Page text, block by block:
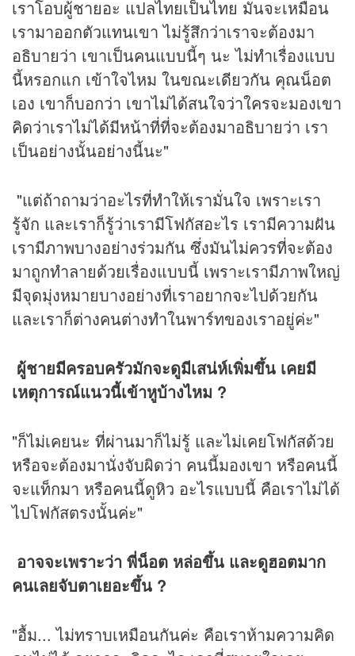
เราโอบผู้ชายอะ แปลไทยเป็นไทย มันจะเหมือน
เรามาออกตัวแทนเขา ไม่รู้สึกว่าเราจะต้องมา
อธิบายว่า เขาเป็นคนแบบนี้ๆ นะ ไม่ทำเรื่องแบบ
นี้หรอกแก เข้าใจไหม ในขณะเดียวกัน คุณน็อต
เอง เขาก็บอกว่า เขาไม่ได้สนใจว่าใครจะมองเขา
คิดว่าเราไม่ได้มีหน้าที่ที่จะต้องมาอธิบายว่า เรา
เป็นอย่างนั้นอย่างนี้นะ"
"แต่ถ้าถามว่าอะไรที่ทำให้เรามั่นใจ เพราะเรา
รู้จัก และเราก็รู้ว่าเรามีโฟกัสอะไร เรามีความฝัน
เรามีภาพบางอย่างร่วมกัน ซึ่งมันไม่ควรที่จะต้อง
มาถูกทำลายด้วยเรื่องแบบนี้ เพราะเรามีภาพใหญ่
มีจุดมุ่งหมายบางอย่างที่เราอยากจะไปด้วยกัน
และเราก็ต่างคนต่างทำในพาร์ทของเราอยู่ค่ะ"
ผู้ชายมีครอบครัวมักจะดูมีเสน่ห์เพิ่มขึ้น เคยมี
เหตุการณ์แนวนี้เข้าหูบ้างไหม ?
"ก็ไม่เคยนะ ที่ผ่านมาก็ไม่รู้ และไม่เคยโฟกัสด้วย
หรือจะต้องมานั่งจับผิดว่า คนนี้มองเขา หรือคนนี้
จะแท็กมา หรือคนนี้ดูหิว อะไรแบบนี้ คือเราไม่ได้
ไปโฟกัสตรงนั้นค่ะ"
อาจจะเพราะว่า พี่น็อต หล่อขึ้น และดูฮอตมาก
คนเลยจับตาเยอะขึ้น ?
"อื้ม... ไม่ทราบเหมือนกันค่ะ คือเราห้ามความคิด